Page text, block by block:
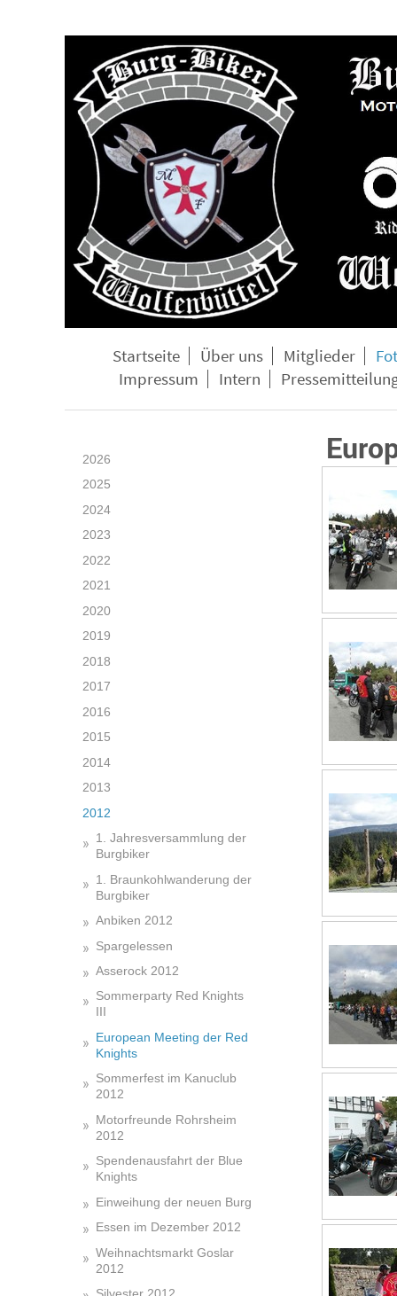
Startseite Über uns Mitglieder
Impressum
Intern
2026
2025
2024
2023
2022
2021
2020
2019
2018
2017
2016
2015
2014
2013
2012
1. Jahresversammlung der
Burgbiker
1. Braunkohlwanderung der
Burgbiker
Anbiken 2012
Spargelessen
Asserock 2012
Sommerparty Red Knights
III
European Meeting der Red
Knights
Sommerfest im Kanuclub
2012
Motorfreunde Rohrsheim
2012
Spendenausfahrt der Blue
Knights
Einweihung der neuen Burg
Essen im Dezember 2012
Weihnachtsmarkt Goslar
2012